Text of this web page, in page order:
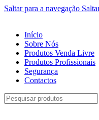
Saltar para a navegação
Início
Sobre Nós
Produtos Venda Livre
Produtos Profissionais
Segurança
Contactos